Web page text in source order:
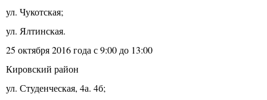
ул. Чукотская;
ул. Ялтинская.
25 октября 2016 года с 9:00 до 13:00
Кировский район
ул. Студенческая, 4а. 4б;